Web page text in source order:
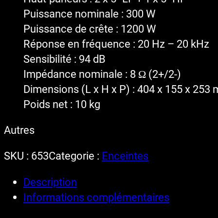
Puissance nominale : 300 W
Puissance de crête : 1200 W
Réponse en fréquence : 20 Hz – 20 kHz
Sensibilité : 94 dB
Impédance nominale : 8 Ω (2+/2-)
Dimensions (L x H x P) : 404 x 155 x 253
Poids net : 10 kg
Autres
SKU : 653Categorie : Enceintes
Description
Informations complémentaires